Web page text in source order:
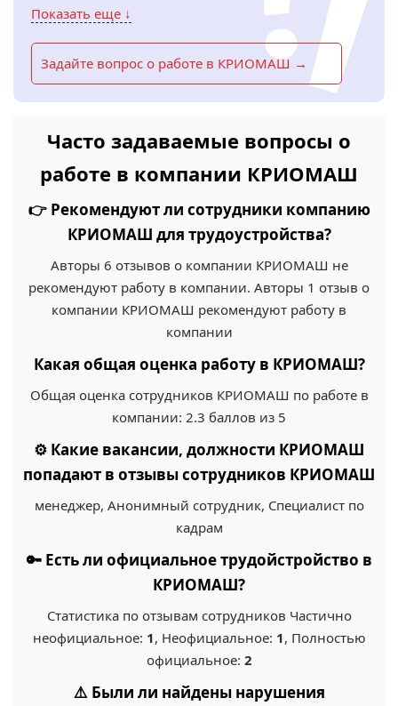
Показать еще ↓
Задайте вопрос о работе в КРИОМАШ →
Часто задаваемые вопросы о
работе в компании КРИОМАШ
👉 Рекомендуют ли сотрудники компанию
КРИОМАШ для трудоустройства?
Авторы 6 отзывов о компании КРИОМАШ не
рекомендуют работу в компании. Авторы 1 отзыв о
компании КРИОМАШ рекомендуют работу в
компании
Какая общая оценка работу в КРИОМАШ?
Общая оценка сотрудников КРИОМАШ по работе в
компании: 2.3 баллов из 5
⚙️ Какие вакансии, должности КРИОМАШ
попадают в отзывы сотрудников КРИОМАШ
менеджер, Анонимный сотрудник, Специалист по
кадрам
🔑 Есть ли официальное трудойстройство в
КРИОМАШ?
Статистика по отзывам сотрудников Частично
неофициальное: 1, Неофициальное: 1, Полностью
официальное: 2
⚠️ Были ли найдены нарушения